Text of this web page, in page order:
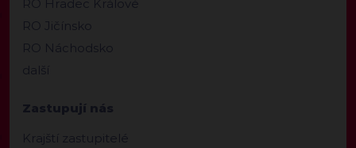
RO Hradec Králové
RO Jičínsko
RO Náchodsko
další
Zastupují nás
Krajští zastupitelé